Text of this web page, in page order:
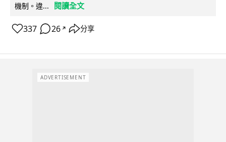
機制。違...
閱讀全文
337 26 ↗ 分享
ADVERTISEMENT